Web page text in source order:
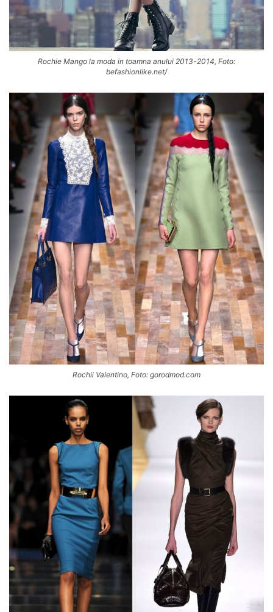
Rochie Mango la moda in toamna anului 2013-2014, Foto:
befashionlike.net/
Rochii Valentino, Foto: gorodmod.com